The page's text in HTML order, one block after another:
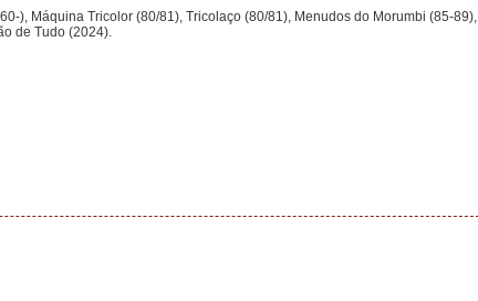
), Máquina Tricolor (80/81), Tricolaço (80/81), Menudos do Morumbi (85-
de Tudo (2024).